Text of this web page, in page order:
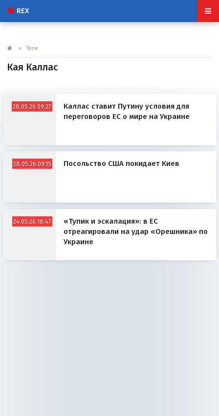
REX
» Теги
Кая Каллас
28.05.26 09:27
Каллас ставит Путину условия для
переговоров ЕС о мире на Украине
28.05.26 09:15 Посольство США покидает Киев
24.05.26 18:47
«Тупик и эскалация»: в ЕС
отреагировали на удар «Орешника» по
Украине